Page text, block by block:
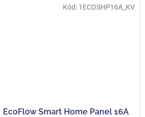
EcoFlow Smart Home Panel 16A
Kód: 1ECOSHP16A_KV